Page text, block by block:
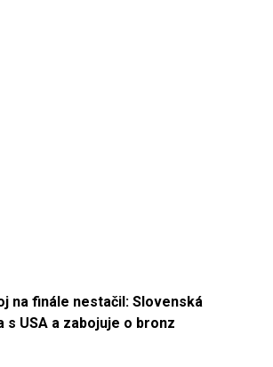
na finále nestačil: Slovenská
s USA a zabojuje o bronz